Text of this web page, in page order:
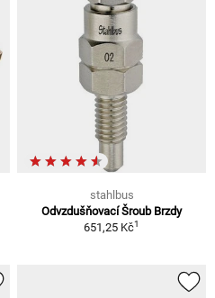
stahlbus
Odvzdušňovací Šroub Brzdy
651,25 Kč1